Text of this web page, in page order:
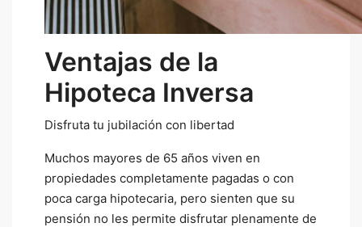
Ventajas de la
Hipoteca Inversa
Disfruta tu jubilación con libertad
Muchos mayores de 65 años viven en
propiedades completamente pagadas o con
poca carga hipotecaria, pero sienten que su
pensión no les permite disfrutar plenamente de